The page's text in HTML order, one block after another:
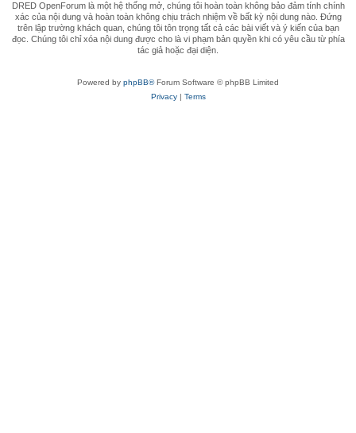
DRED OpenForum là một hệ thống mở, chúng tôi hoàn toàn không bảo đảm tính chính
xác của nội dung và hoàn toàn không chịu trách nhiệm về bất kỳ nội dung nào. Đứng
trên lập trường khách quan, chúng tôi tôn trọng tất cả các bài viết và ý kiến của bạn
đọc. Chúng tôi chỉ xóa nội dung được cho là vi phạm bản quyền khi có yêu cầu từ phía
tác giả hoặc đại diện.
Powered by phpBB®Forum Software © phpBB Limited
Privacy| Terms